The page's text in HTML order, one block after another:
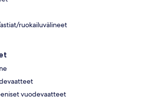
ruokailuvälineet
vuodevaatteet